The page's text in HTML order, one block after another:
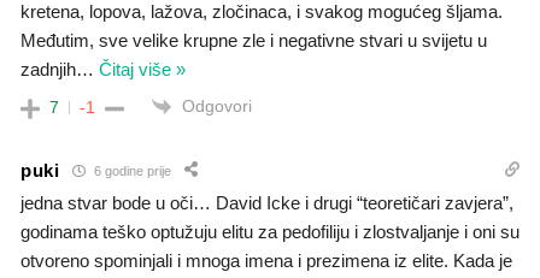
kretena, lopova, lažova, zločinaca, i svakog mogućeg šljama.
Međutim, sve velike krupne zle i negativne stvari u svijetu u
zadnjih… Čitaj više »
7 -1 Odgovori
puki 6 godine prije
jedna stvar bode u oči… David Icke i drugi “teoretičari zavjera”,
godinama teško optužuju elitu za pedofiliju i zlostvaljanje i oni su
otvoreno spominjali i mnoga imena i prezimena iz elite. Kada je